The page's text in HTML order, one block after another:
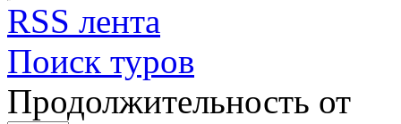
RSS лента
Поиск туров
Продолжительность от